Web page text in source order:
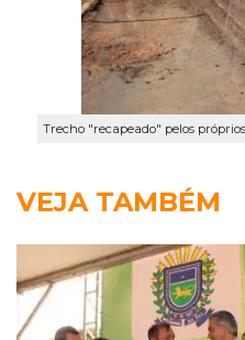
Trecho "recapeado" pelos
VEJA TAMBÉM